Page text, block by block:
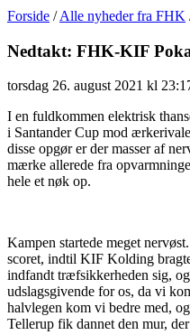
Forside /Alle nyheder fra FHK
Nedtakt: FHK-KIF
torsdag 26. august 2021 kl
I en fuldkommen elektrisk
i Santander Cup mod
disse opgør er der masser af
mærke allerede fra
hele et nøk op.
Kampen startede meget
scoret, indtil KIF Kolding
indfandt træfsikkerheden sig,
udslagsgivende for os, da vi
halvlegen kom vi bedre med,
Tellerup fik dannet den mur,